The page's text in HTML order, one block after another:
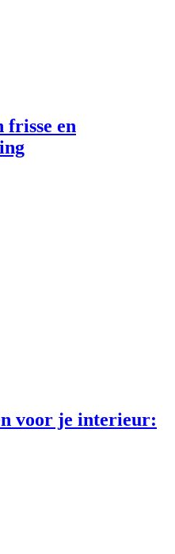
frisse en
voor je interieur: